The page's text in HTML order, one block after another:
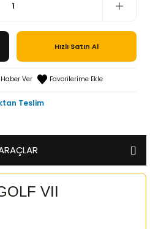
Hızlı Satın Al
Ver
Teslim
VII